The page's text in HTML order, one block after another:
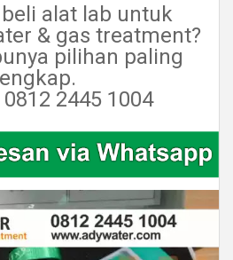
alat lab untuk
& gas treatment?
pilihan paling
2445 1004